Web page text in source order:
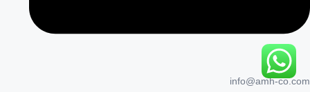
info@amh-co.com